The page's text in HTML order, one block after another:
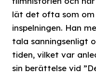
lät det ofta som om
inspelningen. Han
tala sanningsenligt
tiden, vilket var
sin berättelse vid